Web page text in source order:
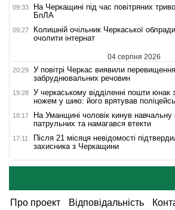
09:33
На Черкащині під час повітряних
БпЛА
09:27
Колишній очільник Черкаської
очолити інтернат
04 серпня 2026
20:29
У повітрі Черкас виявили
забруднювальних речовин
19:28
У черкаському відділенні пошти юнак
ножем у шию: його врятував
18:17
На Уманщині чоловік кинув навчальну
патрульних та намагався втекти
17:11
Після 21 місяця невідомості
захисника з Черкащини
Про проект Відповідальність